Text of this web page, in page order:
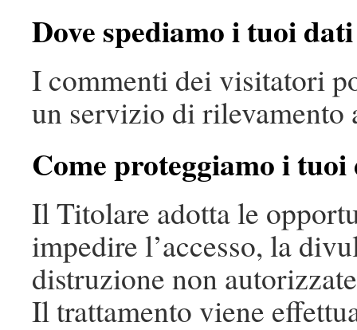
Dove spediamo i tuoi dati
I commenti dei visitatori
un servizio di rilevamento
Come proteggiamo i
Il Titolare adotta le
impedire l’accesso, la
distruzione non
Il trattamento viene